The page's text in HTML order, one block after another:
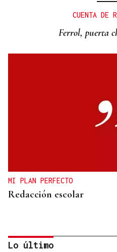
CUENTA DE
Ferrol, puerta
MI PLAN PERFECTO
Redacción escolar
Lo último